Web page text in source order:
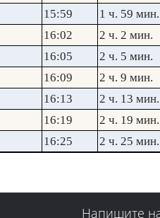
15:59
1 ч. 59 мин.
16:02
2 ч. 2 мин.
16:05
2 ч. 5 мин.
16:09
2 ч. 9 мин.
16:13
2 ч. 13 мин.
16:19
2 ч. 19 мин.
16:25 2 ч. 25 мин.
Напишите